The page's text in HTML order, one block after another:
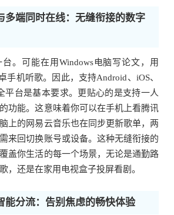
多端同时在线：无缝衔接的数字
。可能在用Windows电脑写论文，用
手机听歌。因此，支持Android、iOS、
平台是基本要求。更贴心的是支持一人
功能。这意味着你可以在手机上看腾讯
上的网易云音乐也在同步更新歌单，两
来回切换账号或设备。这种无缝衔接的
盖你生活的每一个场景，无论是通勤路
，还是在家用电视盒子投屏看剧。
能分流：告别焦虑的畅快体验